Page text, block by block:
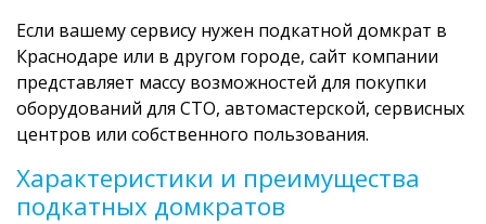
Если вашему сервису нужен подкатной домкрат в
Краснодаре или в другом городе, сайт компании
представляет массу возможностей для покупки
оборудований для СТО, автомастерской, сервисных
центров или собственного пользования.
Характеристики и преимущества
подкатных домкратов